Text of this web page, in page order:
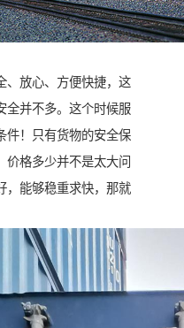
、放心、方便快捷，这
全并不多。这个时候服
件！只有货物的安全保
价格多少并不是太大问
，能够稳重求快，那就